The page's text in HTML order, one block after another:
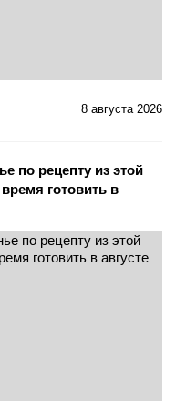
8 августа 2026
по рецепту из этой
готовить в